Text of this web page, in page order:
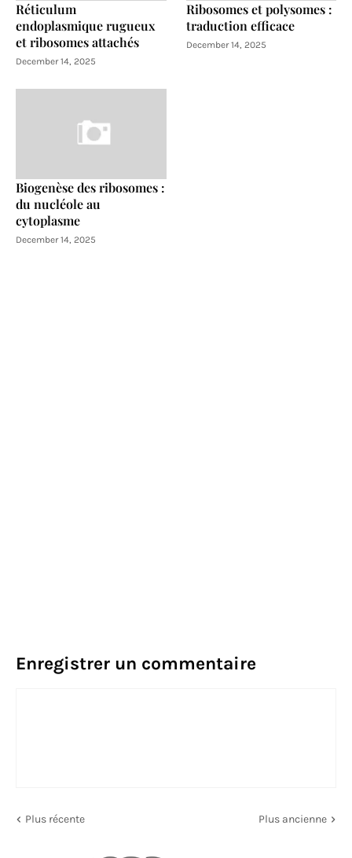
Réticulum
endoplasmique rugueux
et ribosomes attachés
December 14, 2025
Ribosomes et polysomes :
traduction efficace
December 14, 2025
Biogenèse des ribosomes :
du nucléole au
cytoplasme
December 14, 2025
Enregistrer un commentaire
Plus récente Plus ancienne